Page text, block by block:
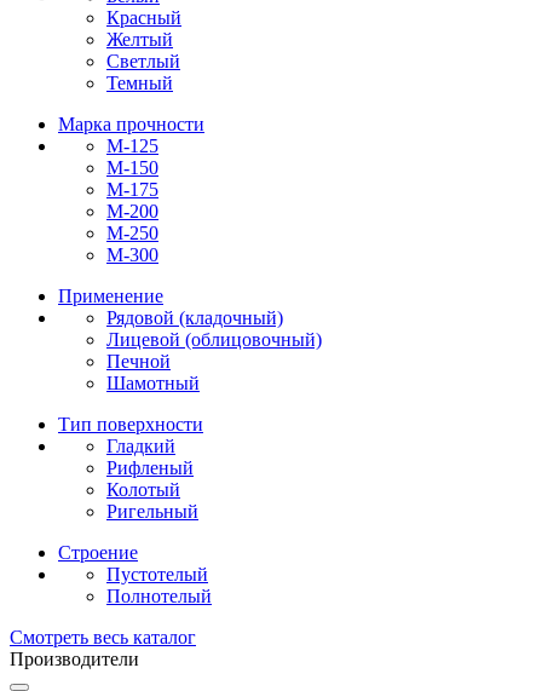
Красный
Желтый
Светлый
Темный
Марка прочности
М-125
М-150
М-175
М-200
М-250
М-300
Применение
Рядовой (кладочный)
Лицевой (облицовочный)
Печной
Шамотный
Тип поверхности
Гладкий
Рифленый
Колотый
Ригельный
Строение
Пустотелый
Полнотелый
Смотреть весь каталог
Производители